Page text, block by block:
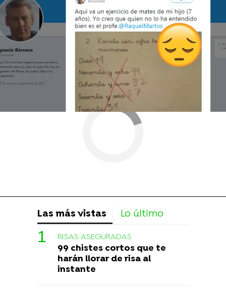
Más sobre este tema:
memes Twitter
Las más vistas Lo último
RISAS ASEGURADAS
99 chistes cortos que te
harán llorar de risa al
instante